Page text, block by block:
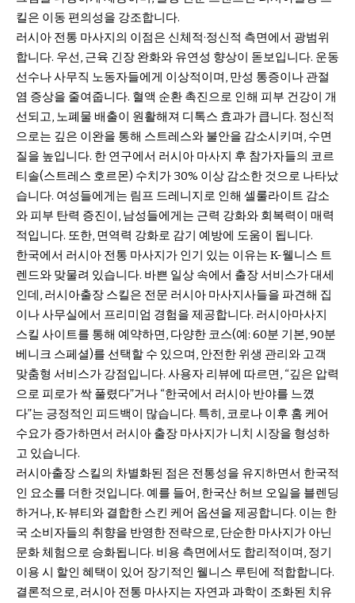
킬은 이동 편의성을 강조합니다.
러시아 전통 마사지의 이점은 신체적·정신적 측면에서 광범위
합니다. 우선, 근육 긴장 완화와 유연성 향상이 돋보입니다. 운동
선수나 사무직 노동자들에게 이상적이며, 만성 통증이나 관절
염 증상을 줄여줍니다. 혈액 순환 촉진으로 인해 피부 건강이 개
선되고, 노폐물 배출이 원활해져 디톡스 효과가 큽니다. 정신적
으로는 깊은 이완을 통해 스트레스와 불안을 감소시키며, 수면
질을 높입니다. 한 연구에서 러시아 마사지 후 참가자들의 코르
티솔(스트레스 호르몬) 수치가 30% 이상 감소한 것으로 나타났
습니다. 여성들에게는 림프 드레니지로 인해 셀룰라이트 감소
와 피부 탄력 증진이, 남성들에게는 근력 강화와 회복력이 매력
적입니다. 또한, 면역력 강화로 감기 예방에 도움이 됩니다.
한국에서 러시아 전통 마사지가 인기 있는 이유는 K-웰니스 트
렌드와 맞물려 있습니다. 바쁜 일상 속에서 출장 서비스가 대세
인데, 러시아출장 스킬은 전문 러시아 마사지사들을 파견해 집
이나 사무실에서 프리미엄 경험을 제공합니다. 러시아마사지
스킬 사이트를 통해 예약하면, 다양한 코스(예: 60분 기본, 90분
베니크 스페셜)를 선택할 수 있으며, 안전한 위생 관리와 고객
맞춤형 서비스가 강점입니다. 사용자 리뷰에 따르면, “깊은 압력
으로 피로가 싹 풀렸다”거나 “한국에서 러시아 반야를 느꼈
다”는 긍정적인 피드백이 많습니다. 특히, 코로나 이후 홈 케어
수요가 증가하면서 러시아 출장 마사지가 니치 시장을 형성하
고 있습니다.
러시아출장 스킬의 차별화된 점은 전통성을 유지하면서 한국적
인 요소를 더한 것입니다. 예를 들어, 한국산 허브 오일을 블렌딩
하거나, K-뷰티와 결합한 스킨 케어 옵션을 제공합니다. 이는 한
국 소비자들의 취향을 반영한 전략으로, 단순한 마사지가 아닌
문화 체험으로 승화됩니다. 비용 측면에서도 합리적이며, 정기
이용 시 할인 혜택이 있어 장기적인 웰니스 루틴에 적합합니다.
결론적으로, 러시아 전통 마사지는 자연과 과학이 조화된 치유